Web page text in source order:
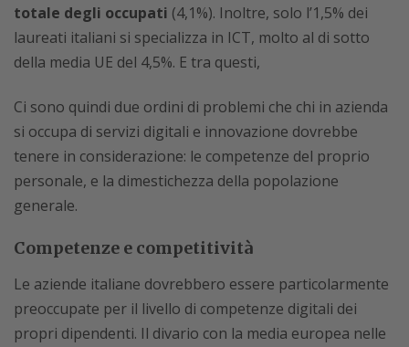
totale degli occupati (4,1%). Inoltre, solo l’1,5% dei
laureati italiani si specializza in ICT, molto al di sotto
della media UE del 4,5%. E tra questi,
Ci sono quindi due ordini di problemi che chi in azienda
si occupa di servizi digitali e innovazione dovrebbe
tenere in considerazione: le competenze del proprio
personale, e la dimestichezza della popolazione
generale.
Competenze e competitività
Le aziende italiane dovrebbero essere particolarmente
preoccupate per il livello di competenze digitali dei
propri dipendenti. Il divario con la media europea nelle